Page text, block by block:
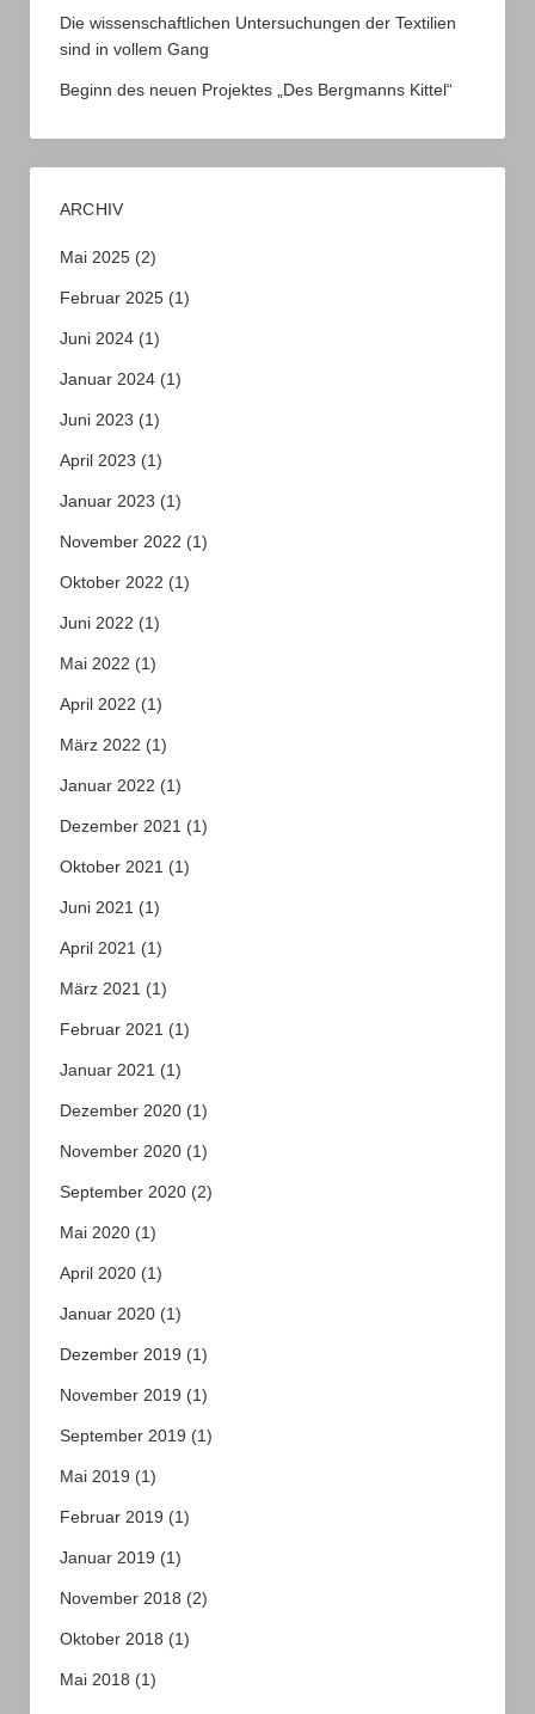
Die wissenschaftlichen Untersuchungen der Textilien
sind in vollem Gang
Beginn des neuen Projektes „Des Bergmanns Kittel“
ARCHIV
Mai 2025(2)
Februar 2025(1)
Juni 2024(1)
Januar 2024(1)
Juni 2023 (1)
April 2023 (1)
Januar 2023 (1)
November 2022 (1)
Oktober 2022 (1)
Juni 2022 (1)
Mai 2022 (1)
April 2022 (1)
März 2022 (1)
Januar 2022 (1)
Dezember 2021 (1)
Oktober 2021 (1)
Juni 2021 (1)
April 2021 (1)
März 2021 (1)
Februar 2021 (1)
Januar 2021 (1)
Dezember 2020(1)
November 2020(1)
September 2020(2)
Mai 2020(1)
April 2020(1)
Januar 2020(1)
Dezember 2019 (1)
November 2019 (1)
September 2019 (1)
Mai 2019 (1)
Februar 2019 (1)
Januar 2019 (1)
November 2018 (2)
Oktober 2018 (1)
Mai 2018 (1)